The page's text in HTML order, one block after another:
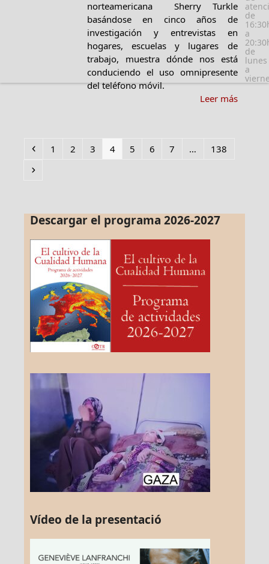
norteamericana Sherry Turkle
basándose en cinco años de
investigación y entrevistas en
hogares, escuelas y lugares de
trabajo, muestra dónde nos está
conduciendo el uso omnipresente
del teléfono móvil.
Leer más
Anterior
Page
1 Page
2 Page
3 Page
4 Page
5 Page
6 Page
7 … Page
138
Siguiente
Descargar el programa 2026-2027
Vídeo de la presentació
de
a
de
lunes
a